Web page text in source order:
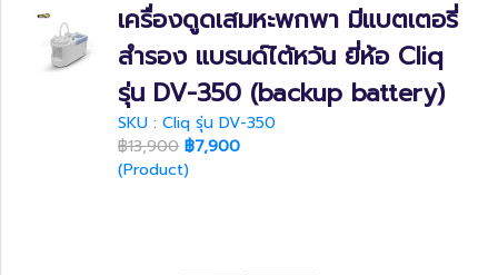
เครื่องดูดเสมหะพกพา มีแบตเตอรี่
สำรอง แบรนด์ไต้หวัน ยี่ห้อ Cliq
รุ่น DV-350 (backup battery)
SKU : Cliq รุ่น DV-350
฿13,900 ฿7,900
(Product)